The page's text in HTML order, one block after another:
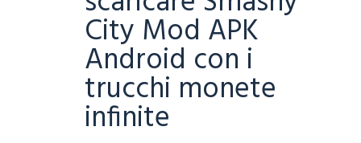
City Mod APK
Android con i
trucchi monete
infinite